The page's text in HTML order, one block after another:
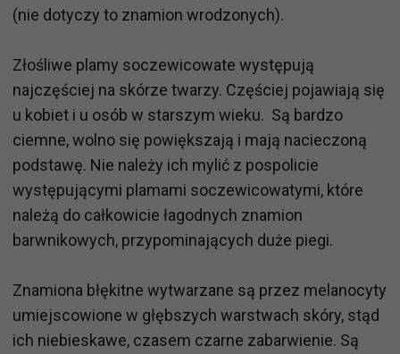
(nie dotyczy to znamion wrodzonych).
Złośliwe plamy soczewicowate występują
najczęściej na skórze twarzy. Częściej pojawiają się
u kobiet i u osób w starszym wieku. Są bardzo
ciemne, wolno się powiększają i mają nacieczoną
podstawę. Nie należy ich mylić z pospolicie
występującymi plamami soczewicowatymi, które
należą do całkowicie łagodnych znamion
barwnikowych, przypominających duże piegi.
Znamiona błękitne wytwarzane są przez melanocyty
umiejscowione w głębszych warstwach skóry, stąd
ich niebieskawe, czasem czarne zabarwienie. Są